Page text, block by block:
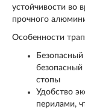
устойчивости во
прочного
Особенности
стопы
Удобство
перилами,